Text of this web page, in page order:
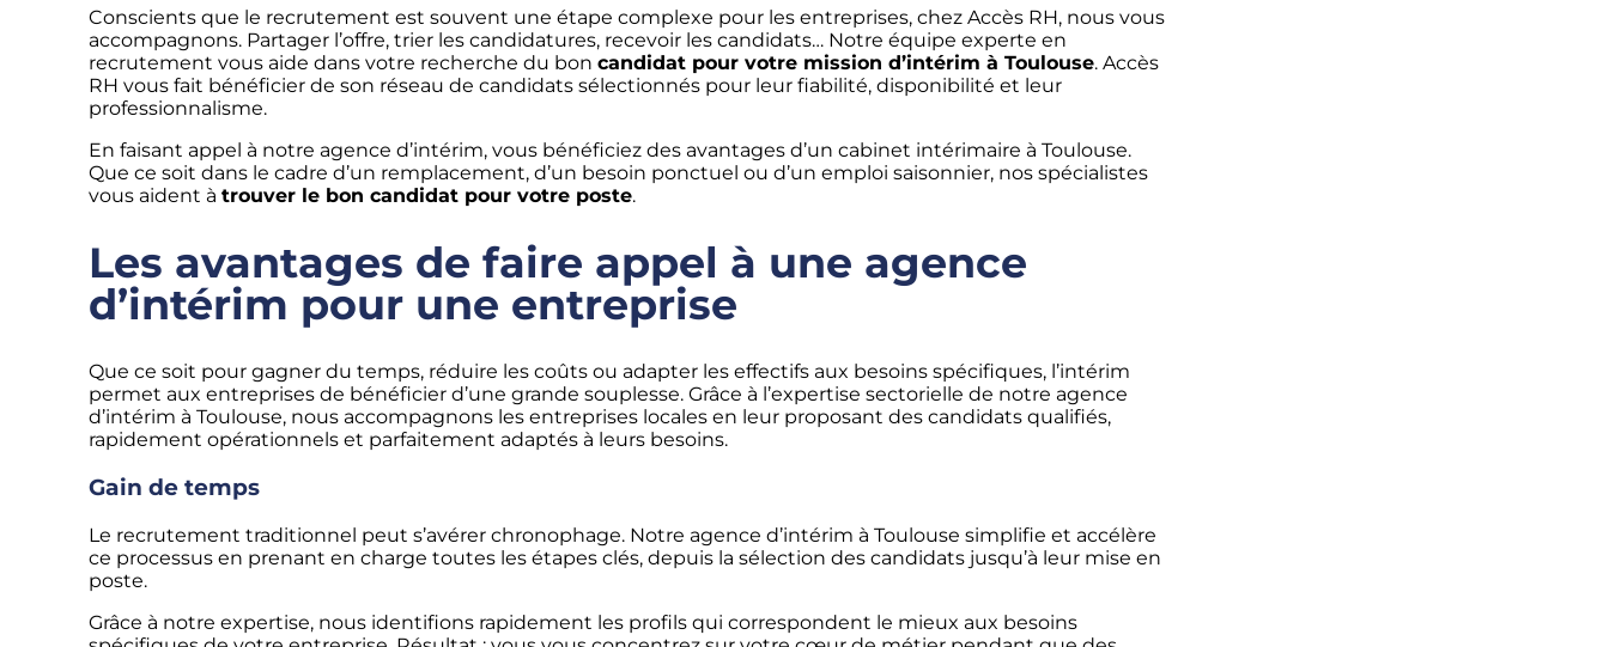
Conscients que le recrutement est souvent une étape complexe pour les entreprises, chez Accès RH, nous vous
accompagnons. Partager l’offre, trier les candidatures, recevoir les candidats… Notre équipe experte en
recrutement vous aide dans votre recherche du boncandidat pour votre mission d’intérim à Toulouse. Accès
RH vous fait bénéficier de son réseau de candidats sélectionnés pour leur fiabilité, disponibilité et leur
professionnalisme.
En faisant appel à notre agence d’intérim, vous bénéficiez des avantages d’un cabinet intérimaire à Toulouse.
Que ce soit dans le cadre d’un remplacement, d’un besoin ponctuel ou d’un emploi saisonnier, nos spécialistes
vous aident àtrouver le bon candidat pour votre poste.
Les avantages de faire appel à une agence
d’intérim pour une entreprise
Que ce soit pour gagner du temps, réduire les coûts ou adapter les effectifs aux besoins spécifiques, l’intérim
permet aux entreprises de bénéficier d’une grande souplesse. Grâce à l’expertise sectorielle de notre agence
d’intérim à Toulouse, nous accompagnons les entreprises locales en leur proposant des candidats qualifiés,
rapidement opérationnels et parfaitement adaptés à leurs besoins.
Gain de temps
Le recrutement traditionnel peut s’avérer chronophage. Notre agence d’intérim à Toulouse simplifie et accélère
ce processus en prenant en charge toutes les étapes clés, depuis la sélection des candidats jusqu’à leur mise en
poste.
Grâce à notre expertise, nous identifions rapidement les profils qui correspondent le mieux aux besoins